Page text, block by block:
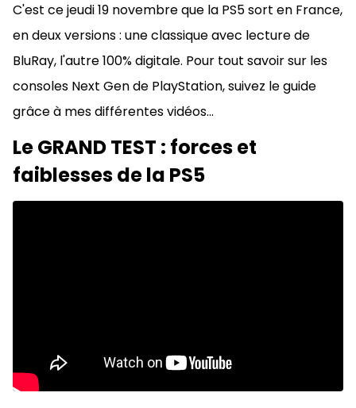
C'est ce jeudi 19 novembre que la PS5 sort en France,
en deux versions : une classique avec lecture de
BluRay, l'autre 100% digitale. Pour tout savoir sur les
consoles Next Gen de PlayStation, suivez le guide
grâce à mes différentes vidéos...
Le GRAND TEST : forces et
faiblesses de la PS5